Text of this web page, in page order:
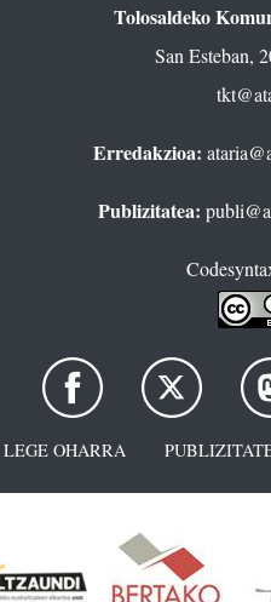
Tolosaldeko
San Esteban,
Erredakzioa:
Publizitatea:
LEGE OHARRA